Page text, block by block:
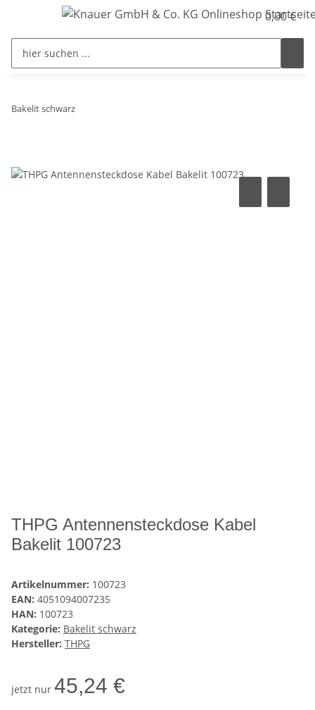
0,00 €
Bakelit schwarz
THPG Antennensteckdose Kabel
Bakelit 100723
Artikelnummer: 100723
EAN: 4051094007235
HAN: 100723
Kategorie: Bakelit schwarz
Hersteller: THPG
jetzt nur 45,24 €